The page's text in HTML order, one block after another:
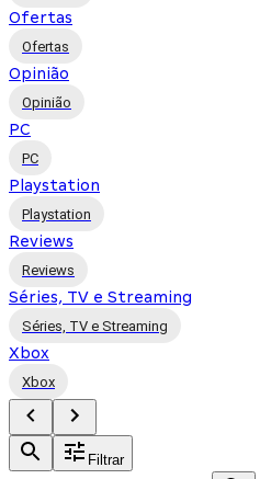
Ofertas
Ofertas
Opinião
Opinião
PC
PC
Playstation
Playstation
Reviews
Reviews
Séries, TV e Streaming
Séries, TV e Streaming
Xbox
Xbox
Filtrar